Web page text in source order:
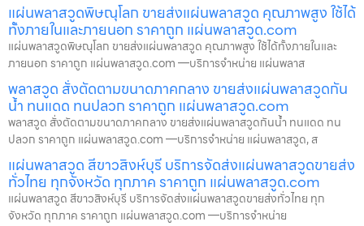
แผ่นพลาสวูดพิษณุโลก ขายส่งแผ่นพลาสวูด คุณภาพสูง ใช้ได้
ทั้งภายในและภายนอก ราคาถูก แผ่นพลาสวูด.com
แผ่นพลาสวูดพิษณุโลก ขายส่งแผ่นพลาสวูด คุณภาพสูง ใช้ได้ทั้งภายในและ
ภายนอก ราคาถูก แผ่นพลาสวูด.com —บริการจำหน่าย แผ่นพลาส
พลาสวูด สั่งตัดตามขนาดภาคกลาง ขายส่งแผ่นพลาสวูดกัน
น้ำ ทนแดด ทนปลวก ราคาถูก แผ่นพลาสวูด.com
พลาสวูด สั่งตัดตามขนาดภาคกลาง ขายส่งแผ่นพลาสวูดกันน้ำ ทนแดด ทน
ปลวก ราคาถูก แผ่นพลาสวูด.com —บริการจำหน่าย แผ่นพลาสวูด, ส
แผ่นพลาสวูด สีขาวสิงห์บุรี บริการจัดส่งแผ่นพลาสวูดขายส่ง
ทั่วไทย ทุกจังหวัด ทุกภาค ราคาถูก แผ่นพลาสวูด.com
แผ่นพลาสวูด สีขาวสิงห์บุรี บริการจัดส่งแผ่นพลาสวูดขายส่งทั่วไทย ทุก
จังหวัด ทุกภาค ราคาถูก แผ่นพลาสวูด.com —บริการจำหน่าย